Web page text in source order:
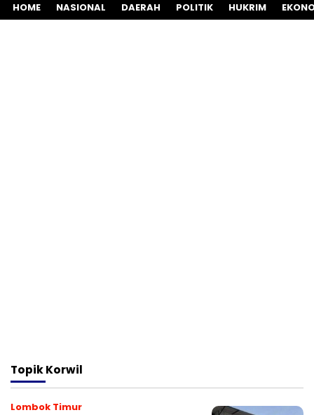
HOME NASIONAL DAERAH POLITIK HUKRIM
TopikKorwil
Lombok Timur